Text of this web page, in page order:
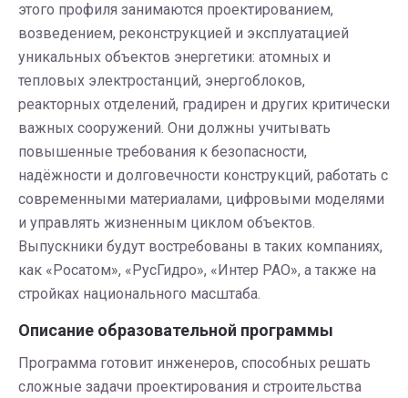
этого профиля занимаются проектированием,
возведением, реконструкцией и эксплуатацией
уникальных объектов энергетики: атомных и
тепловых электростанций, энергоблоков,
реакторных отделений, градирен и других критически
важных сооружений. Они должны учитывать
повышенные требования к безопасности,
надёжности и долговечности конструкций, работать с
современными материалами, цифровыми моделями
и управлять жизненным циклом объектов.
Выпускники будут востребованы в таких компаниях,
как «Росатом», «РусГидро», «Интер РАО», а также на
стройках национального масштаба.
Описание образовательной программы
Программа готовит инженеров, способных решать
сложные задачи проектирования и строительства